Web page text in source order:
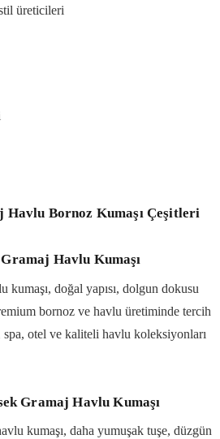
üreticileri
Havlu Bornoz Kumaşı Çeşitleri
Havlu Kumaşı
kumaşı, doğal yapısı, dolgun dokusu
bornoz ve havlu üretiminde tercih
otel ve kaliteli havlu koleksiyonları
Gramaj Havlu Kumaşı
kumaşı, daha yumuşak tuşe, düzgün